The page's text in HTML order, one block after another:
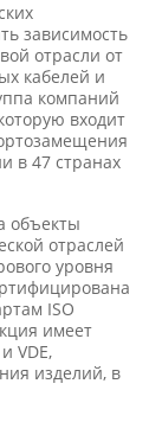
зависимость
отрасли от
кабелей и
компаний
входит
в 47 странах
объекты
отраслей
уровня
ISO
имеет
VDE,
изделий, в